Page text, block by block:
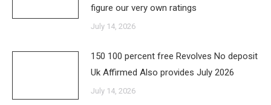
figure our very own ratings
July 14, 2026
150 100 percent free Revolves No deposit
Uk Affirmed Also provides July 2026
July 14, 2026